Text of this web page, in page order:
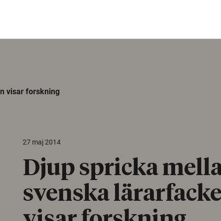
visar forskning
27 maj 2014
Djup spricka
svenska